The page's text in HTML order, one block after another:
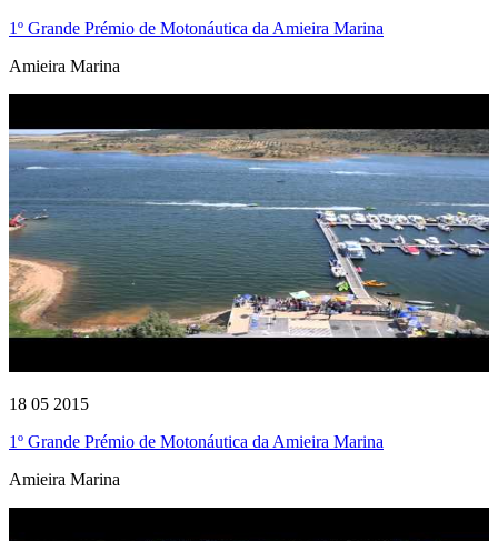
1º Grande Prémio de Motonáutica da Amieira Marina
Amieira Marina
18 05 2015
1º Grande Prémio de Motonáutica da Amieira Marina
Amieira Marina